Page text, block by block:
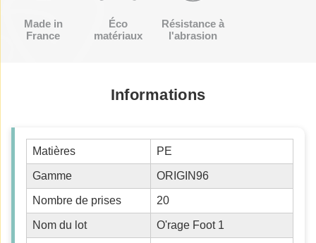
Made in
France
Éco
matériaux
Résistance à
l'abrasion
Informations
Matières PE
Gamme ORIGIN96
Nombre de prises 20
Nom du lot O'rage Foot 1